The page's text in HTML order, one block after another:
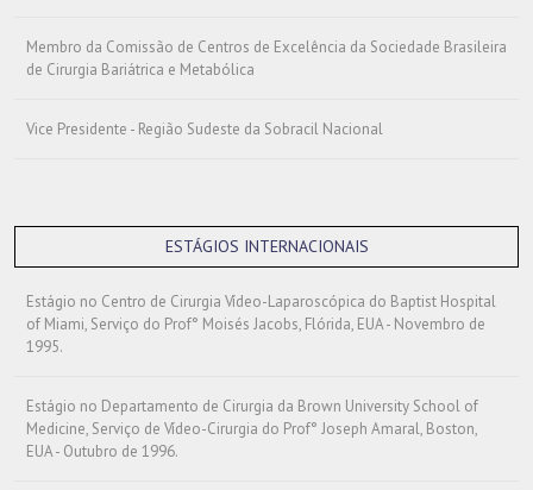
Membro da Comissão de Centros de Excelência da Sociedade Brasileira
de Cirurgia Bariátrica e Metabólica
Vice Presidente - Região Sudeste da Sobracil Nacional
ESTÁGIOS INTERNACIONAIS
Estágio no Centro de Cirurgia Vídeo-Laparoscópica do Baptist Hospital
of Miami, Serviço do Prof° Moisés Jacobs, Flórida, EUA - Novembro de
1995.
Estágio no Departamento de Cirurgia da Brown University School of
Medicine, Serviço de Vídeo-Cirurgia do Prof° Joseph Amaral, Boston,
EUA - Outubro de 1996.